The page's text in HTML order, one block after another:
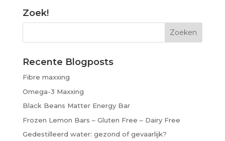
Zoek!
Recente Blogposts
Fibre maxxing
Omega-3 Maxxing
Black Beans Matter Energy Bar
Frozen Lemon Bars – Gluten Free – Dairy Free
Gedestilleerd water: gezond of gevaarlijk?